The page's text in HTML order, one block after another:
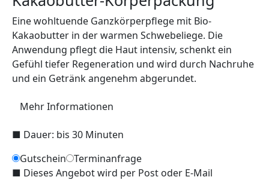
Eine wohltuende Ganzkörperpflege mit Bio-
Kakaobutter in der warmen Schwebeliege. Die
Anwendung pflegt die Haut intensiv, schenkt ein
Gefühl tiefer Regeneration und wird durch Nachruhe
und ein Getränk angenehm abgerundet.
Mehr Informationen
■ Dauer: bis 30 Minuten
Gutschein
Terminanfrage
■ Dieses Angebot wird per Post oder E-Mail